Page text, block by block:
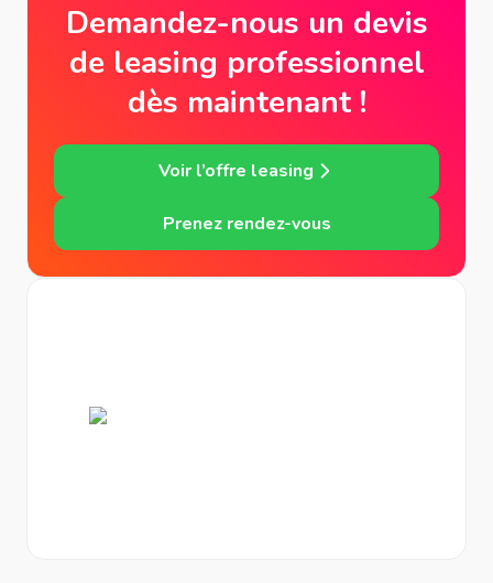
Demandez-nous un devis
de leasing professionnel
dès maintenant !
Voir l’offre leasing
Prenez rendez-vous